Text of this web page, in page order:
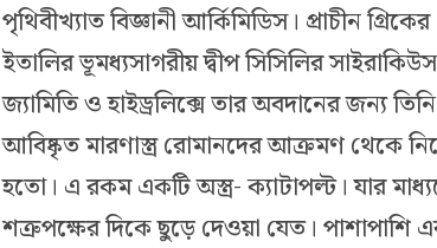
পৃথিবীখ্যাত বিজ্ঞানী আর্কিমিডিস। প্রাচীন
ইতালির ভূমধ্যসাগরীয় দ্বীপ সিসিলির
জ্যামিতি ও হাইড্রলিক্সে তার অবদানের জন্য
আবিষ্কৃত মারণাস্ত্র রোমানদের আক্রমণ থেকে
হতো। এ রকম একটি অস্ত্র- ক্যাটাপল্ট। যার
শত্রুপক্ষের দিকে ছুড়ে দেওয়া যেত। পাশাপাশি